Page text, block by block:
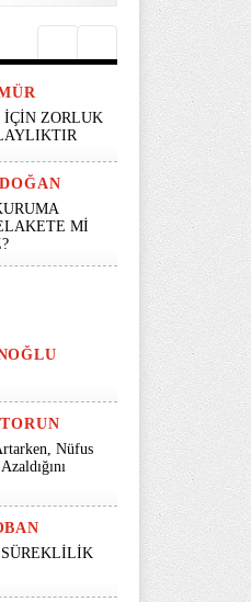
ZORLUK
Mİ
Nüfus